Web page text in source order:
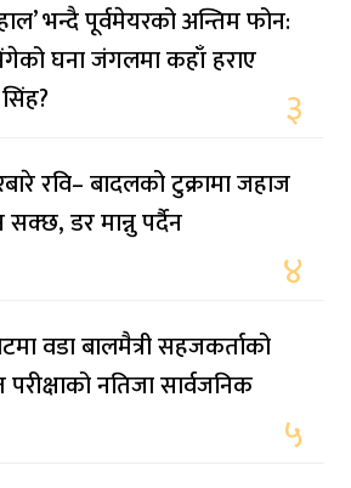
भन्दै पूर्वमेयरको अन्तिम फोन:
घना जंगलमा कहाँ हराए
३
रवि– बादलको टुक्रामा जहाज
डर मान्नु पर्दैन
४
वडा बालमैत्री सहजकर्ताको
नतिजा सार्वजनिक
५